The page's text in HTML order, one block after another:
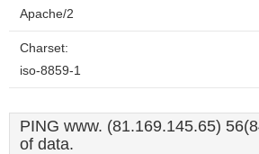
Apache/2
Charset:
iso-8859-1
PING www. (81.169.145.65)
of data.